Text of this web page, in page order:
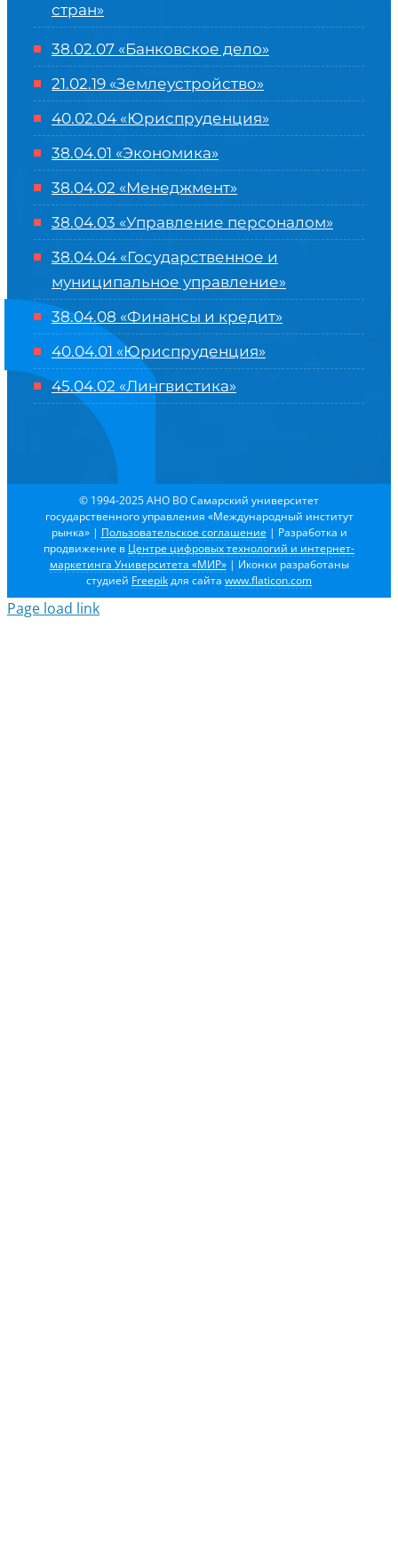
стран»
38.02.07 «Банковское дело»
21.02.19 «Землеустройство»
40.02.04 «Юриспруденция»
38.04.01 «Экономика»
38.04.02 «Менеджмент»
38.04.03 «Управление персоналом»
38.04.04 «Государственное и
муниципальное управление»
38.04.08 «Финансы и кредит»
40.04.01 «Юриспруденция»
45.04.02 «Лингвистика»
© 1994-2025 АНО ВО Самарский университет
государственного управления «Международный институт
рынка» | Пользовательское соглашение | Разработка и
продвижение в Центре цифровых технологий и интернет-
маркетинга Университета «МИР»| Иконки разработаны
студией Freepikдля сайта www.flaticon.com
Page load link